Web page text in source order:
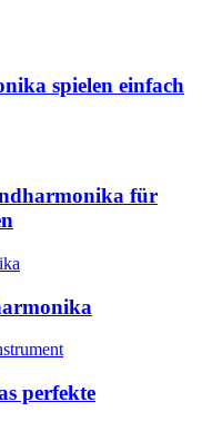
spielen einfach
für
perfekte